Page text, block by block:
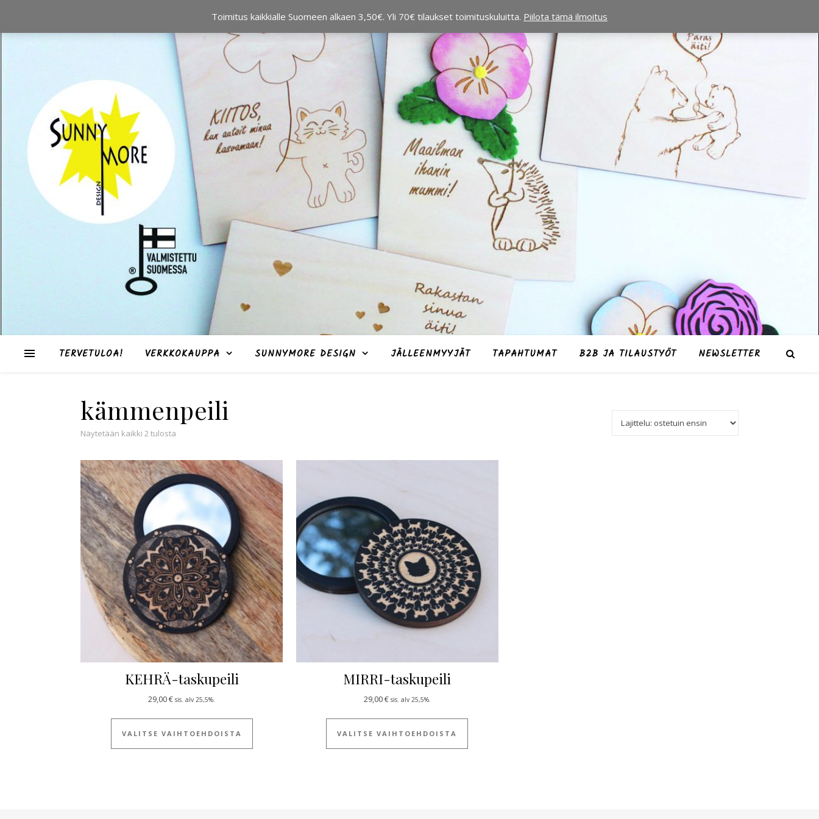
TERVETULOA! VERKKOKAUPPA SUNNYMORE DESIGN JÄLLEENMYYJÄT TAPAHTUMAT B2B JA TILAUSTYÖT NEWSLETTER
kämmenpeili
Näytetään kaikki 2 tulosta
KEHRÄ-taskupeili
29,00€ sis. alv 25,5%.
VALITSE VAIHTOEHDOISTA
Tällä tuotteella on useampi muunnelma. Voit tehdä valinnat tuotteen sivulla.
MIRRI-taskupeili
29,00€ sis. alv 25,5%.
VALITSE VAIHTOEHDOISTA
Tällä tuotteella on useampi muunnelma. Voit tehdä valinnat tuotteen sivulla.
Toimitus kaikkialle Suomeen alkaen 3,50€. Yli 70€ tilaukset toimituskuluitta. Piilota tämä ilmoitus